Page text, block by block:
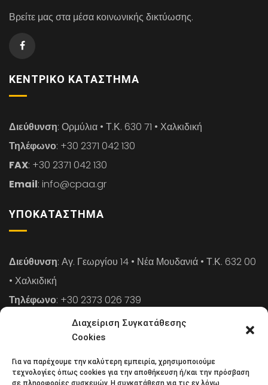
Διαχείριση Συγκατάθεσης
Cookies
Για να παρέχουμε την καλύτερη εμπειρία, χρησιμοποιούμε
τεχνολογίες όπως cookies για την αποθήκευση ή/και την πρόσβαση
σε πληροφορίες συσκευών. Η συγκατάθεση για τις εν λόγω
Βρείτε μας στα μέσα κοινωνικής δικτύωσης.
ΚΕΝΤΡΙΚΌ ΚΑΤΆΣΤΗΜΑ
Διεύθυνση: Ορμύλια • Τ.Κ. 630 71 • Χαλκιδική
Τηλέφωνο: +30 2371 042 130
FAX: +30 2371 042 130
Email: info@cpaa.gr
ΥΠΟΚΑΤΆΣΤΗΜΑ
Διεύθυνση: Αγ. Γεωργίου 14 • Νέα Μουδανιά • Τ.Κ. 632 00
• Χαλκιδική
Τηλέφωνο: +30 2373 026 739
: +30 2373 026 739
: info@cpaa.gr
NEWSLETTER